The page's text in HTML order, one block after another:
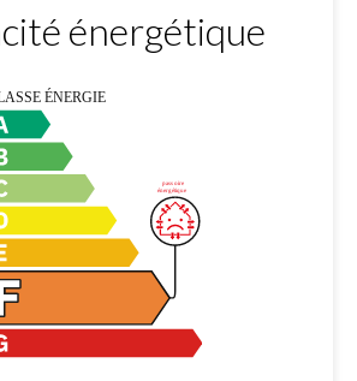
énergétique